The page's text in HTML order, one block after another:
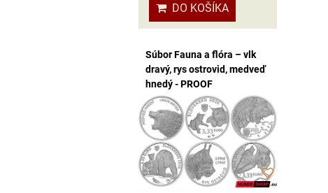
DO KOŠÍKA
Súbor Fauna a flóra – vlk
dravý, rys ostrovid, medveď
hnedý - PROOF